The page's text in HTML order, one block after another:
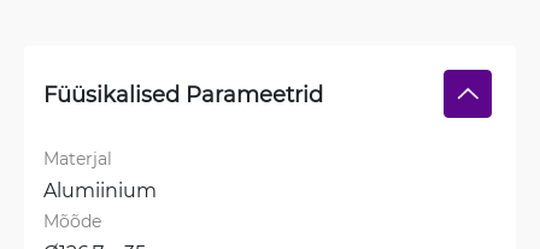
Füüsikalised Parameetrid
Materjal
Alumiinium
Mõõde